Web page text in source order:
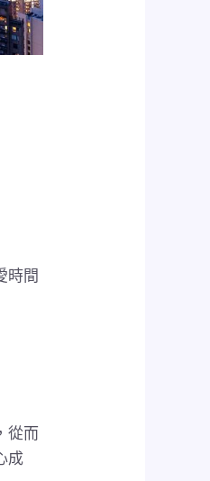
時間
從而
成